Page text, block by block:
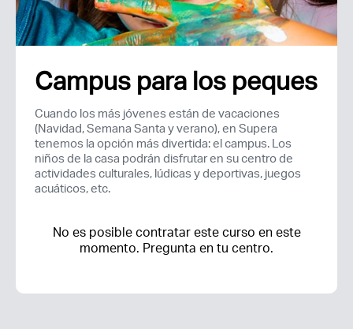
Campus para los peques
Cuando los más jóvenes están de vacaciones
(Navidad, Semana Santa y verano), en Supera
tenemos la opción más divertida: el campus. Los
niños de la casa podrán disfrutar en su centro de
actividades culturales, lúdicas y deportivas, juegos
acuáticos, etc.
No es posible contratar este curso en este
momento. Pregunta en tu centro.